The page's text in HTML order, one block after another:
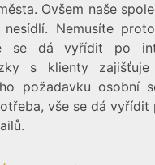
Ovšem naše
Nemusíte
se dá vyřídit po
s klienty
požadavku osobní
vše se dá vyřídit